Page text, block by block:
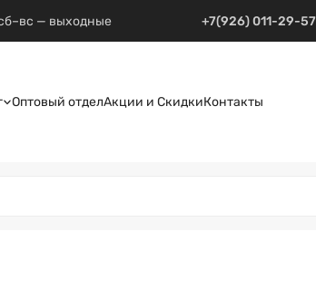
— выходные +7(926) 011-29-57
Оптовый отделАкции и СкидкиКонтакты